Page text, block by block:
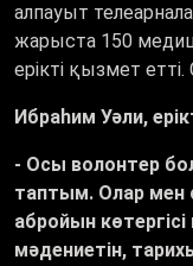
алпауыт
жарыста 150
ерікті қызмет
Ибраһим Уәли,
- Осы волонтер
таптым. Олар
абройын
мәдениетін,